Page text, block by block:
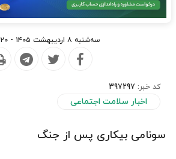
سه‌شنبه ۸ اردیبهشت ۱۴۰۵ - ۱۱:۲۰
کد خبر: 397297
اخبار سلامت اجتماعی
سونامی بیکاری پس از جنگ